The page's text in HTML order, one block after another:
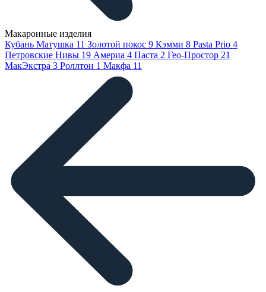
Макаронные изделия
Кубань Матушка 11 Золотой покос 9 Кэмми 8 Pasta Prio 4
Петровские Нивы 19 Америа 4 Паста 2 Гео-Простор 21
МакЭкстра 3 Роллтон 1 Макфа 11